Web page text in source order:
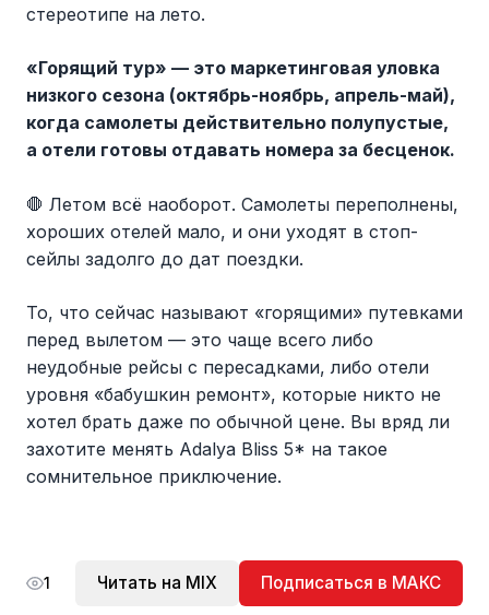
стереотипе на лето.
«Горящий тур» — это маркетинговая уловка
низкого сезона (октябрь-ноябрь, апрель-май),
когда самолеты действительно полупустые,
а отели готовы отдавать номера за бесценок.
🛑 Летом всё наоборот. Самолеты переполнены,
хороших отелей мало, и они уходят в стоп-
сейлы задолго до дат поездки.
То, что сейчас называют «горящими» путевками
перед вылетом — это чаще всего либо
неудобные рейсы с пересадками, либо отели
уровня «бабушкин ремонт», которые никто не
хотел брать даже по обычной цене. Вы вряд ли
захотите менять Adalya Bliss 5* на такое
сомнительное приключение.
1 Читать на MIX Подписаться в МАКС